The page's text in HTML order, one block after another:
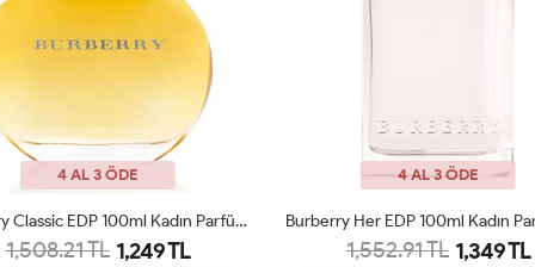
4 AL 3 ÖDE
Burberry Her EDP 100ml Kadın Parfüm Tester
1,552.91 TL 1,349 TL
4 AL 3 ÖDE
1,508.21 TL 1,249 TL